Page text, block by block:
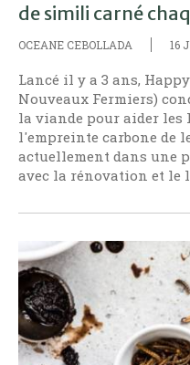
de simili carné
OCEANE CEBOLLADA 16
Lancé il y a 3 ans,
Nouveaux Fermiers)
la viande pour aider les
l'empreinte carbone de
actuellement dans une
avec la rénovation et le